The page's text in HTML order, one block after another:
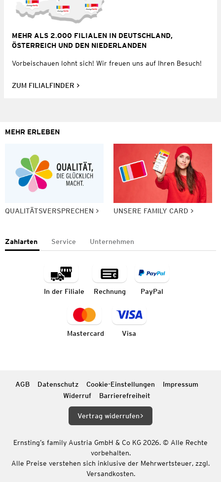
MEHR ALS 2.000 FILIALEN IN DEUTSCHLAND,
ÖSTERREICH UND DEN NIEDERLANDEN
Vorbeischauen lohnt sich! Wir freuen uns auf Ihren Besuch!
ZUM FILIALFINDER
MEHR ERLEBEN
QUALITÄTSVERSPRECHEN UNSERE FAMILY CARD
Zahlarten Service Unternehmen
In der Filiale Rechnung PayPal
Mastercard Visa
AGB Datenschutz Cookie-Einstellungen
Impressum
Widerruf
Barrierefreiheit
Vertrag widerrufen
Ernsting’s family Austria GmbH & Co KG 2026. © Alle Rechte
vorbehalten.
Alle Preise verstehen sich inklusive der Mehrwertsteuer, zzgl.
Versandkosten.